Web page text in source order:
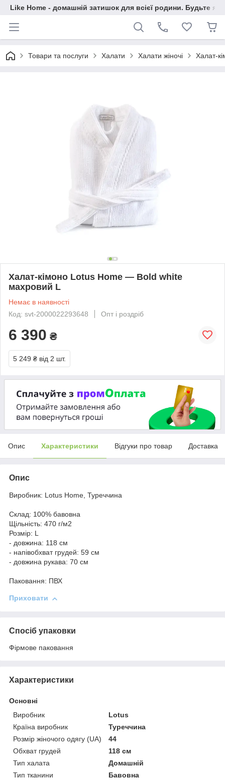
Like Home - домашній затишок для всієї родини. Будьте як
Товари та послуги Халати Халати жіночі Халат-
Халат-кімоно Lotus Home — Bold white
махровий L
Немає в наявності
Код: svt-2000022293648
Опт і роздріб
6 390 ₴
5 249 ₴ від 2 шт.
Опис Характеристики Відгуки про товар Доставка
Опис
Виробник: Lotus Home, Туреччина
Склад: 100% бавовна
Щільність: 470 г/м2
Розмір: L
- довжина: 118 см
- напівобхват грудей: 59 см
- довжина рукава: 70 см
Паковання: ПВХ
Приховати
Спосіб упаковки
Фірмове паковання
Характеристики
Основні
Виробник
Lotus
Країна виробник
Туреччина
Розмір жіночого одягу (UA)
44
Обхват грудей
118 см
Тип халата
Домашній
Тип тканини
Бавовна